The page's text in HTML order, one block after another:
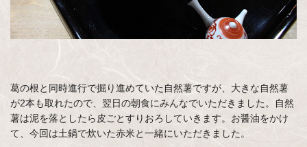
葛の根と同時進行で掘り進めていた自然薯ですが、大きな自然薯
が2本も取れたので、翌日の朝食にみんなでいただきました。自然
薯は泥を落としたら皮ごとすりおろしていきます。お醤油をかけ
て、今回は土鍋で炊いた赤米と一緒にいただきました。